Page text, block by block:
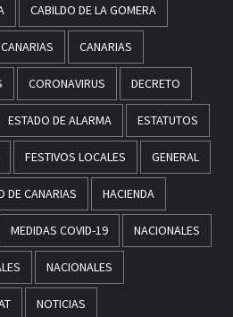
CABILDO DE LA GOMERA
CANARIAS CANARIAS
CORONAVIRUS DECRETO
ESTADO DE ALARMA ESTATUTOS
FESTIVOS LOCALES GENERAL
DE CANARIAS HACIENDA
MEDIDAS COVID-19 NACIONALES
NACIONALES
NOTICIAS